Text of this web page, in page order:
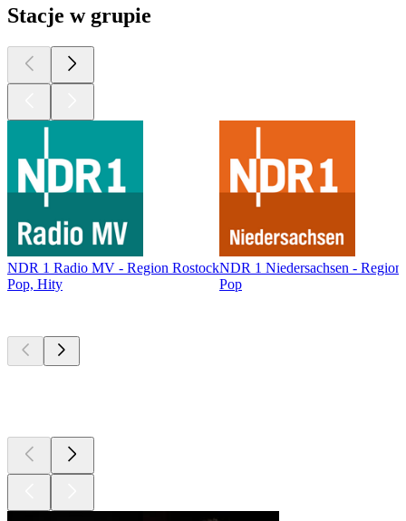
Stacje w grupie
NDR 1 Radio MV - Region Rostock
Pop, Hity
NDR 1 Niedersachsen -
Pop